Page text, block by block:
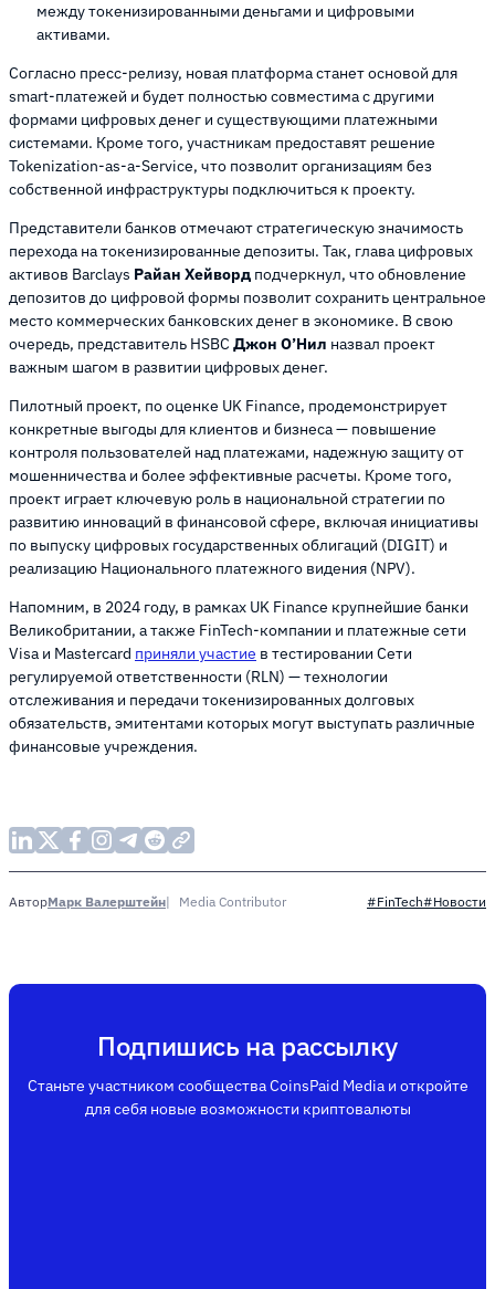
между токенизированными деньгами и цифровыми
активами.
Согласно пресс-релизу, новая платформа станет основой для
smart-платежей и будет полностью совместима с другими
формами цифровых денег и существующими платежными
системами. Кроме того, участникам предоставят решение
Tokenization-as-a-Service, что позволит организациям без
собственной инфраструктуры подключиться к проекту.
Представители банков отмечают стратегическую значимость
перехода на токенизированные депозиты. Так, глава цифровых
активов Barclays Райан Хейворд подчеркнул, что обновление
депозитов до цифровой формы позволит сохранить центральное
место коммерческих банковских денег в экономике. В свою
очередь, представитель HSBC Джон О’Нил назвал проект
важным шагом в развитии цифровых денег.
Пилотный проект, по оценке UK Finance, продемонстрирует
конкретные выгоды для клиентов и бизнеса — повышение
контроля пользователей над платежами, надежную защиту от
мошенничества и более эффективные расчеты. Кроме того,
проект играет ключевую роль в национальной стратегии по
развитию инноваций в финансовой сфере, включая инициативы
по выпуску цифровых государственных облигаций (DIGIT) и
реализацию Национального платежного видения (NPV).
Напомним, в 2024 году, в рамках UK Finance крупнейшие банки
Великобритании, а также FinTech-компании и платежные сети
Visa и Mastercard приняли участие в тестировании Сети
регулируемой ответственности (RLN) — технологии
отслеживания и передачи токенизированных долговых
обязательств, эмитентами которых могут выступать различные
финансовые учреждения.
АвторМарк Валерштейн Media Contributor #FinTech#Новости
Подпишись на рассылку
Станьте участником сообщества CoinsPaid Media и откройте
для себя новые возможности криптовалюты